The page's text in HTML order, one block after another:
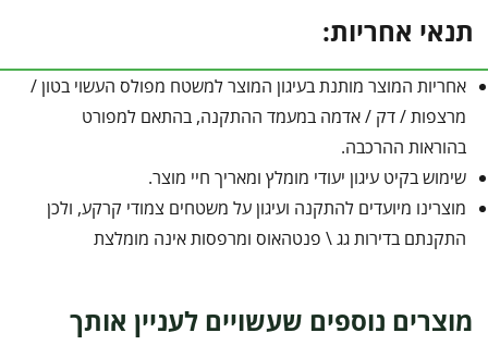
תנאי אחריות:
אחריות המוצר מותנת בעיגון המוצר למשטח מפולס העשוי בטון /
מרצפות / דק / אדמה במעמד ההתקנה, בהתאם למפורט
בהוראות ההרכבה.
שימוש בקיט עיגון יעודי מומלץ ומאריך חיי מוצר.
מוצרינו מיועדים להתקנה ועיגון על משטחים צמודי קרקע, ולכן
התקנתם בדירות גג \ פנטהאוס ומרפסות אינה מומלצת
מוצרים נוספים שעשויים לעניין אותך